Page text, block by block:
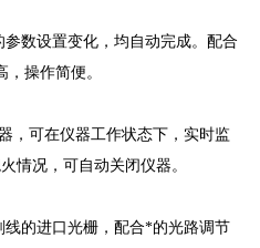
数设置变化，均自动完成。配合
操作简便。
，可在仪器工作状态下，实时监
情况，可自动关闭仪器。
线的进口光栅，配合*的光路调节